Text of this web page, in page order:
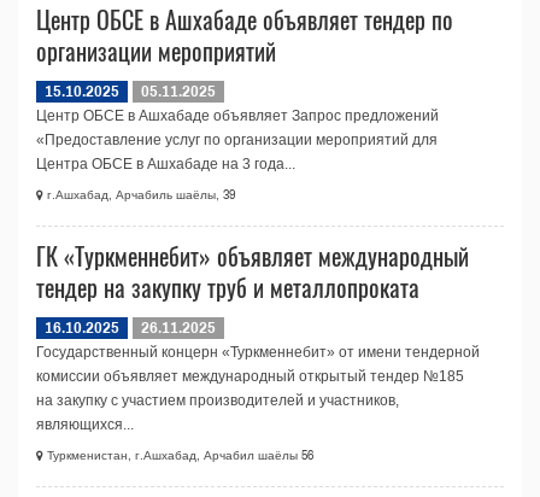
Центр ОБСЕ в Ашхабаде объявляет тендер по
организации мероприятий
15.10.2025
05.11.2025
Центр ОБСЕ в Ашхабаде объявляет Запрос предложений
«Предоставление услуг по организации мероприятий для
Центра ОБСЕ в Ашхабаде на 3 года...
г.Ашхабад, Арчабиль шаёлы, 39
ГК «Туркменнебит» объявляет международный
тендер на закупку труб и металлопроката
16.10.2025
26.11.2025
Государственный концерн «Туркменнебит» от имени тендерной
комиссии объявляет международный открытый тендер №185
на закупку с участием производителей и участников,
являющихся...
Туркменистан, г.Ашхабад, Арчабил шаёлы 56